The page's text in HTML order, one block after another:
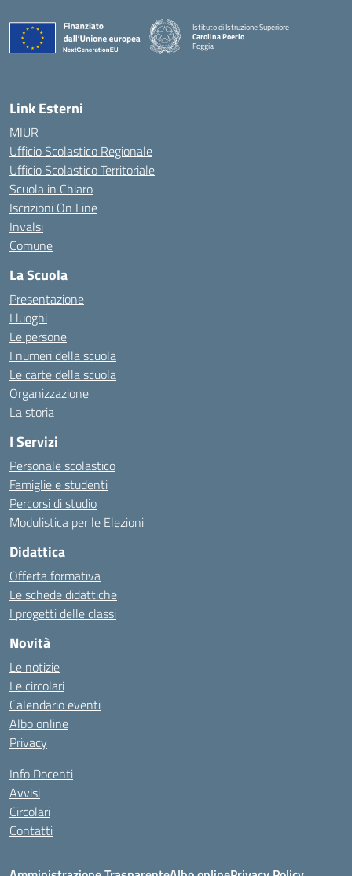
Istituto di Istruzione Superiore
Carolina Poerio
Foggia
— Visita la pagina iniziale della scuola
Link Esterni
MIUR
Ufficio Scolastico Regionale
Ufficio Scolastico Territoriale
Scuola in Chiaro
Iscrizioni On Line
Invalsi
Comune
La Scuola
Presentazione
I luoghi
Le persone
I numeri della scuola
Le carte della scuola
Organizzazione
La storia
I Servizi
Personale scolastico
Famiglie e studenti
Percorsi di studio
Modulistica per le Elezioni
Didattica
Offerta formativa
Le schede didattiche
I progetti delle classi
Novità
Le notizie
Le circolari
Calendario eventi
Albo online
Privacy
Info Docenti
Avvisi
Circolari
Contatti